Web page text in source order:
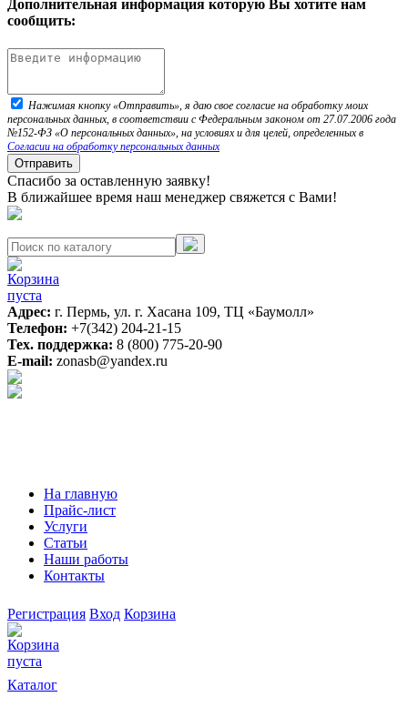
Дополнительная информация которую Вы хотите нам
сообщить:
Нажимая кнопку «Отправить», я даю свое согласие на обработку моих
персональных данных, в соответствии с Федеральным законом от 27.07.2006 года
№152-ФЗ «О персональных данных», на условиях и для целей, определенных в
Согласии на обработку персональных данных
Отправить
Спасибо за оставленную заявку!
В ближайшее время наш менеджер свяжется с Вами!
Корзина
пуста
Адрес: г. Пермь, ул. г. Хасана 109, ТЦ «Баумолл»
Телефон: +7(342) 204-21-15
Тех. поддержка: 8 (800) 775-20-90
E-mail: zonasb@yandex.ru
На главную
Прайс-лист
Услуги
Статьи
Наши работы
Контакты
Регистрация Вход Корзина
Корзина
пуста
Каталог